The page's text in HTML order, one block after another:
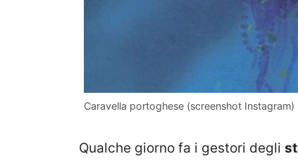
Caravella portoghese (screenshot Instagram)
Qualche giorno fa i gestori degli